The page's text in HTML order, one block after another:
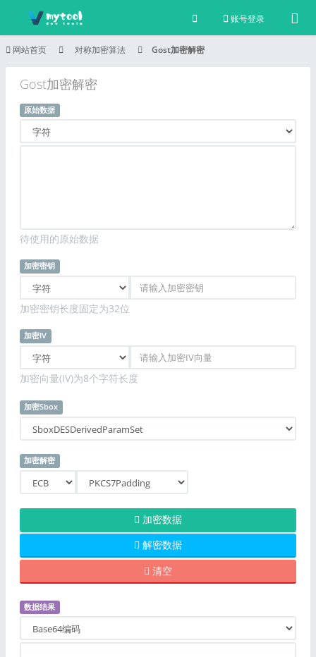
账号登录
网站首页 对称加密算法 Gost加密解密
Gost加密解密
原始数据
待使用的原始数据
加密密钥
加密密钥长度固定为32位
加密IV
加密向量(IV)为8个字符长度
加密Sbox
加密解密
加密数据
解密数据
清空
数据结果